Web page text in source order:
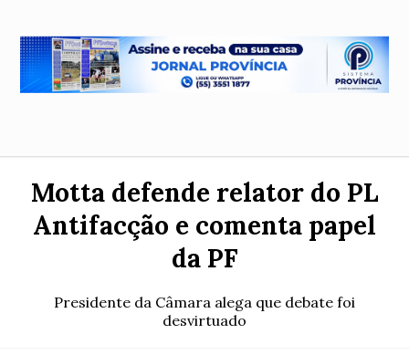
Motta defende relator do PL
Antifacção e comenta papel
da PF
Presidente da Câmara alega que debate foi
desvirtuado